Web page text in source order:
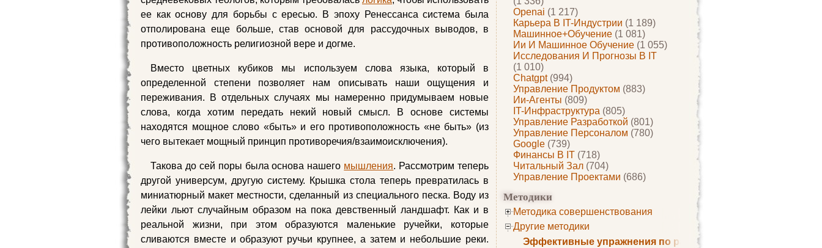
Openai (1 217)
Карьера В IT-Индустрии (1 189)
Машинное+обучение (1 081)
Ии И Машинное Обучение (1 055)
Исследования И Прогнозы В IT
(1 010)
Chatgpt(994)
Управление Продуктом (883)
Ии-Агенты (809)
IT-Инфраструктура (805)
Управление Разработкой (801)
Управление Персоналом (780)
Google (739)
Финансы В IT (718)
Читальный Зал (704)
Управление Проектами (686)
Методики
Методика совершенствования
Другие методики
Эффективные упражнения по развитию памяти
ее как основу для борьбы с ересью. В эпоху Ренессанса система была
отполирована еще больше, став основой для рассудочных выводов, в
противоположность религиозной вере и догме.
Вместо цветных кубиков мы используем слова языка, который в
определенной степени позволяет нам описывать наши ощущения и
переживания. В отдельных случаях мы намеренно придумываем новые
слова, когда хотим передать некий новый смысл. В основе системы
находятся мощное слово «быть» и его противоположность «не быть» (из
чего вытекает мощный принцип противоречия/взаимоисключения).
Такова до сей поры была основа нашего мышления. Рассмотрим теперь
другой универсум, другую систему. Крышка стола теперь превратилась в
миниатюрный макет местности, сделанный из специального песка. Воду из
лейки льют случайным образом на пока девственный ландшафт. Как и в
реальной жизни, при этом образуются маленькие ручейки, которые
сливаются вместе и образуют ручьи крупнее, а затем и небольшие реки.